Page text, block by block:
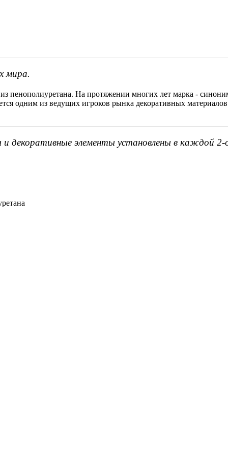
мира.
пенополиуретана. На протяжении многих лет марка -
одним из ведущих игроков рынка декоративных
декоративные элементы установлены в каждой 2-